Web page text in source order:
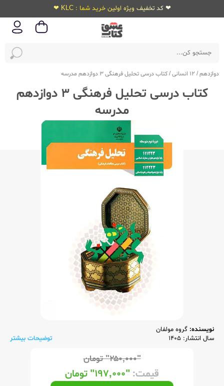
❤ کد تخفیف ویژه اولین خرید شما : KLC ❤
دوازدهم/ 12 انسانی /کتاب درسی تحلیل فرهنگی 3 دوازدهم مدرسه
کتاب درسی تحلیل فرهنگی 3 دوازدهم
مدرسه
نویسنده: گروه مولفان
سال انتشار: 1405
توضیحات بیشتر
"۲۵۰,۰۰۰" تومان
قیمت: "۱۹۷,۰۰۰" تومان